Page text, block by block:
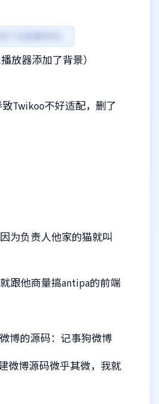
放器添加了背景）
Twikoo不好适配，删了
为负责人他家的猫就叫
跟他商量搞antipa的前端
博的源码：记事狗微博
微博源码微乎其微，我就